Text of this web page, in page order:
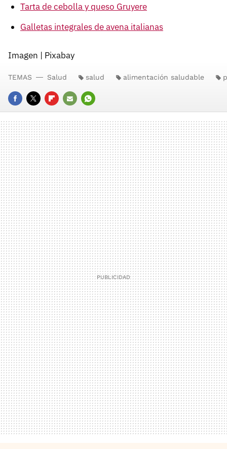
Tarta de cebolla y queso Gruyere
Galletas integrales de avena italianas
Imagen | Pixabay
FACEBOOK
TWITTERFLIPBOARD
E-
MAIL
WHATSAPP
TEMAS Salud salud alimentación saludable